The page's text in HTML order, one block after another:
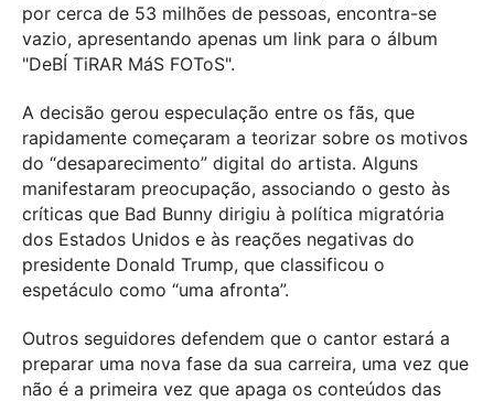
por cerca de 53 milhões de pessoas, encontra-se
vazio, apresentando apenas um link para o álbum
"DeBÍ TiRAR MáS FOToS".
A decisão gerou especulação entre os fãs, que
rapidamente começaram a teorizar sobre os motivos
do “desaparecimento” digital do artista. Alguns
manifestaram preocupação, associando o gesto às
críticas que Bad Bunny dirigiu à política migratória
dos Estados Unidos e às reações negativas do
presidente Donald Trump, que classificou o
espetáculo como “uma afronta”.
Outros seguidores defendem que o cantor estará a
preparar uma nova fase da sua carreira, uma vez que
não é a primeira vez que apaga os conteúdos das